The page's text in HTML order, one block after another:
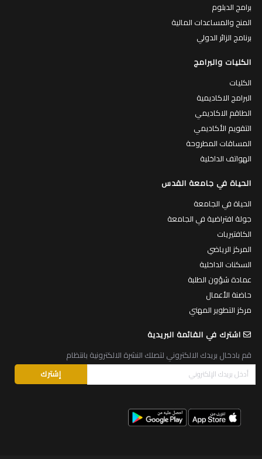
برامج الدبلوم
المنح والمساعدات المالية
برنامج الزائر الدولي
الكليات والبرامج
الكليات
البرامج الاكاديمية
الطاقم الاكاديمي
التقويم الأكاديمي
المساقات المطروحة
الهواتف الداخلية
الحياة في جامعة القدس
الحياة في الجامعة
جولة افتراضية في الجامعة
الكافتيريات
المركز الرياضي
السكنات الداخلية
عمادة شؤون الطلبة
حاضنة الأعمال
مركز التطوير المهني
اشترك في القائمة البريدية
قم بادخال بريدك الالكتروني لتصلك النشرة الالكترونية بانتظام